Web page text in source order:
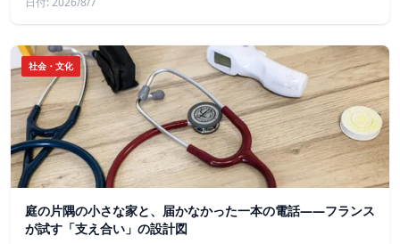
社会・文化
庭の片隅の小さな家と、届かなかった一本の電話——フランス
が試す「支え合い」の設計図